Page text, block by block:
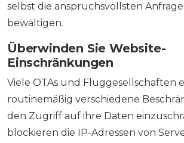
selbst die anspruchsvollsten
bewältigen.
Überwinden Sie Website-
Einschränkungen
Viele OTAs und Fluggesellschaften
routinemäßig verschiedene
den Zugriff auf ihre Daten
blockieren die IP-Adressen von